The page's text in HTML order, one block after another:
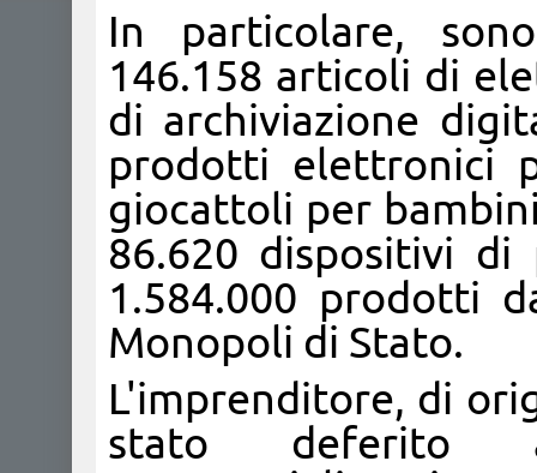
In particolare,
146.158 articoli di
di archiviazione
prodotti elettronici
giocattoli per
86.620 dispositivi
1.584.000 prodotti
Monopoli di Stato.
L'imprenditore, di
stato deferito